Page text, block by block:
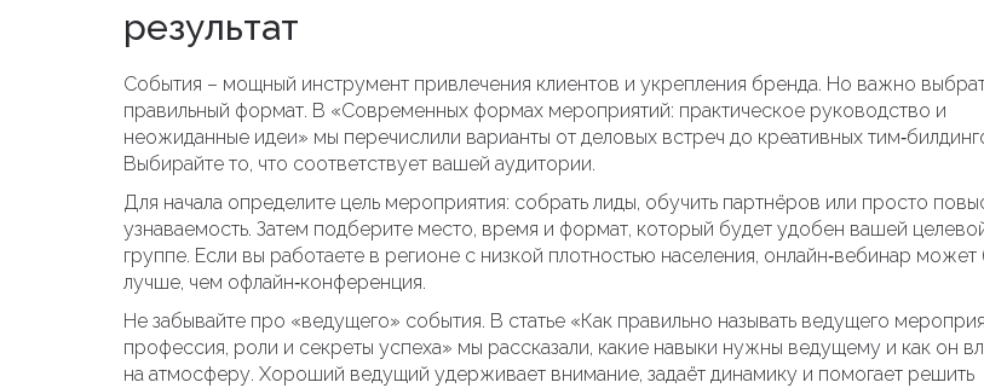
результат
События – мощный инструмент привлечения клиентов и укрепления бренда. Но важно
правильный формат. В «Современных формах мероприятий: практическое руководство и
неожиданные идеи» мы перечислили варианты от деловых встреч до креативных
Выбирайте то, что соответствует вашей аудитории.
Для начала определите цель мероприятия: собрать лиды, обучить партнёров или просто
узнаваемость. Затем подберите место, время и формат, который будет удобен вашей
группе. Если вы работаете в регионе с низкой плотностью населения, онлайн‑вебинар может
лучше, чем офлайн‑конференция.
Не забывайте про «ведущего» события. В статье «Как правильно называть ведущего
профессия, роли и секреты успеха» мы рассказали, какие навыки нужны ведущему и как он
на атмосферу. Хороший ведущий удерживает внимание, задаёт динамику и помогает решить